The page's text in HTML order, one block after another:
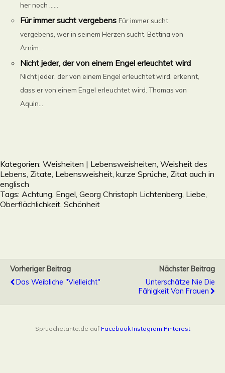
her noch ......
Für immer sucht vergebens Für immer sucht
vergebens, wer in seinem Herzen sucht. Bettina von
Arnim...
Nicht jeder, der von einem Engel erleuchtet wird
Nicht jeder, der von einem Engel erleuchtet wird, erkennt,
dass er von einem Engel erleuchtet wird. Thomas von
Aquin...
Kategorien: Weisheiten | Lebensweisheiten, Weisheit des
Lebens, Zitate, Lebensweisheit, kurze Sprüche, Zitat auch in
englisch
Tags: Achtung Engel Georg Christoph Lichtenberg Liebe
Oberflächlichkeit Schönheit
Vorheriger Beitrag
Das Weibliche "vielleicht"
Nächster Beitrag
Unterschätze Nie Die
Fähigkeit Von Frauen
Spruechetante.de auf Facebook Instagram Pinterest